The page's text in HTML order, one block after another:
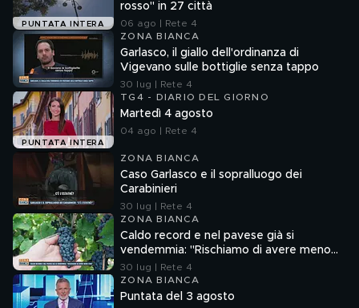
PUNTATA INTERA
rosso" in 27 città
06 ago | Rete 4
ZONA BIANCA
Garlasco, il giallo dell'ordinanza di
Vigevano sulle bottiglie senza tappo
30 lug | Rete 4
PUNTATA INTERA
TG4 - DIARIO DEL GIORNO
Martedì 4 agosto
04 ago | Rete 4
ZONA BIANCA
Caso Garlasco e il sopralluogo dei
Carabinieri
30 lug | Rete 4
ZONA BIANCA
Caldo record e nel pavese già si
vendemmia: "Rischiamo di avere meno
vino"
30 lug | Rete 4
ZONA BIANCA
Puntata del 3 agosto